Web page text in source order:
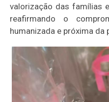
valorização das famílias
reafirmando o
humanizada e próxima da